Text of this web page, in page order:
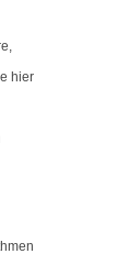
hier